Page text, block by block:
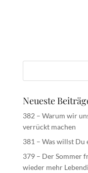
Neueste
382 – Warum wir
verrückt machen
381 – Was willst Du
379 – Der Sommer
wieder mehr